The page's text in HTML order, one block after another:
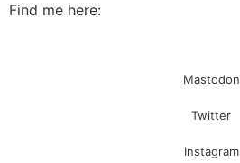
Find me here:
Mastodon
Twitter
Instagram